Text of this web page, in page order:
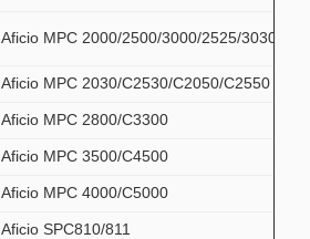
Aficio MPC 2000/2500/3000/2525/3030
Aficio MPC 2030/C2530/C2050/C2550
Aficio MPC 2800/C3300
Aficio MPC 3500/C4500
Aficio MPC 4000/C5000
Aficio SPC810/811